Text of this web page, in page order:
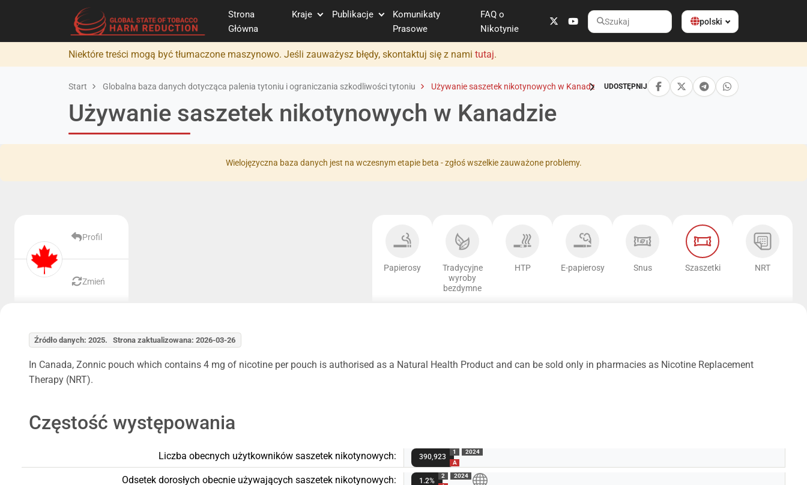
Strona
Główna
Kraje Publikacje
Komunikaty
Prasowe
FAQ o
Nikotynie
Szukaj
polski
Niektóre treści mogą być tłumaczone maszynowo. Jeśli zauważysz błędy, skontaktuj się z nami tutaj.
Start Globalna baza danych dotycząca palenia tytoniu i ograniczania szkodliwości tytoniu Używanie saszetek nikotynowych w Kanadzie UDOSTĘPNIJ
Używanie saszetek nikotynowych w Kanadzie
Wielojęzyczna baza danych jest na wczesnym etapie beta - zgłoś wszelkie zauważone problemy.
Profil
Zmień
Papierosy
Tradycyjne
wyroby
bezdymne
HTP E-papierosy Snus Szaszetki NRT
Źródło danych: 2025. Strona zaktualizowana: 2026-03-26
In Canada, Zonnic pouch which contains 4 mg of nicotine per pouch is authorised as a Natural Health Product and can be sold only in pharmacies as Nicotine Replacement
Therapy (NRT).
Częstość występowania
Liczba obecnych użytkowników saszetek nikotynowych: 390,923
1
A
2024
Odsetek dorosłych obecnie używających saszetek nikotynowych: 1.2%
2
2024